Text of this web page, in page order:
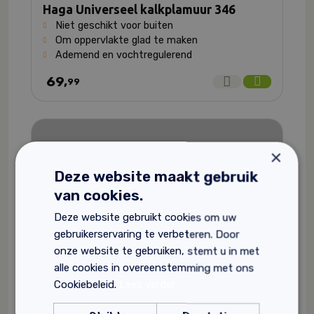
Haga Universeel kalkplamuur 346
Niet geschikt voor buiten
Om oppervlakte glad te maken
Ademend en vochtregulerend
69,99
×
Deze website maakt gebruik
van cookies.
Deze website gebruikt cookies om uw
gebruikerservaring te verbeteren. Door
onze website te gebruiken, stemt u in met
alle cookies in overeenstemming met ons
Cookiebeleid.